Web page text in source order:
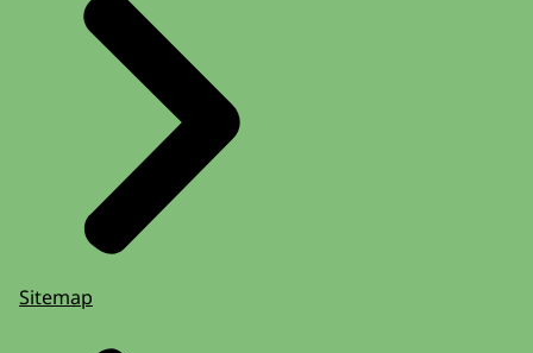
Sitemap